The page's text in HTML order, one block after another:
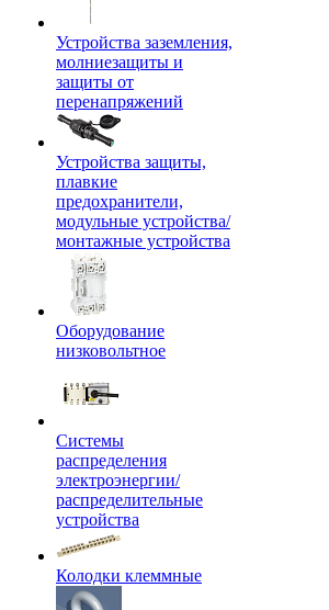
Устройства заземления,
молниезащиты и
защиты от
перенапряжений
Устройства защиты,
плавкие
предохранители,
модульные устройства/
монтажные устройства
Оборудование
низковольтное
Системы
распределения
электроэнергии/
распределительные
устройства
Колодки клеммные